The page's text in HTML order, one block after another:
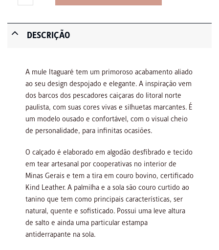
DESCRIÇÃO
A mule Itaguaré tem um primoroso acabamento aliado
ao seu design despojado e elegante. A inspiração vem
dos barcos dos pescadores caiçaras do litoral norte
paulista, com suas cores vivas e silhuetas marcantes. É
um modelo ousado e confortável, com o visual cheio
de personalidade, para infinitas ocasiões.
O calçado é elaborado em algodão desfibrado e tecido
em tear artesanal por cooperativas no interior de
Minas Gerais e tem a tira em couro bovino, certificado
Kind Leather. A palmilha e a sola são couro curtido ao
tanino que tem como principais características, ser
natural, quente e sofisticado. Possui uma leve altura
de salto e ainda uma particular estampa
antiderrapante na sola.